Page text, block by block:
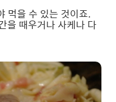
먹을 수 있는 것이죠.
을 때우거나 사케나 다